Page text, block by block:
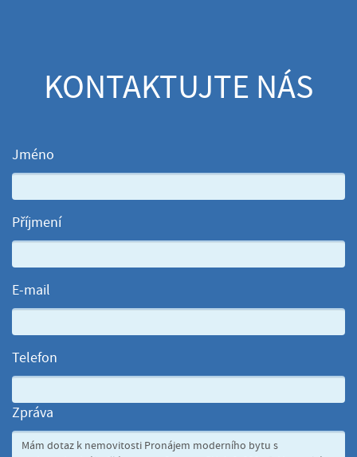
KONTAKTUJTE NÁS
Jméno
Příjmení
E-mail
Telefon
Zpráva